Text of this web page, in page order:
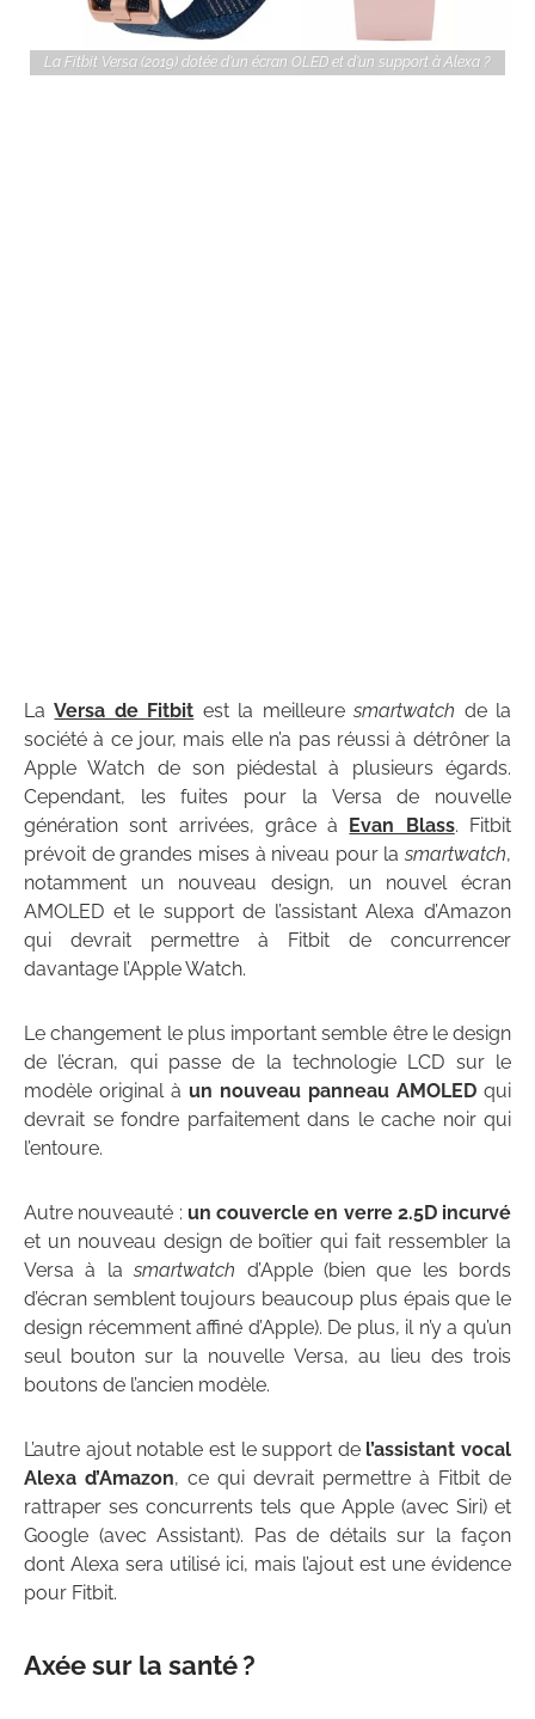
La Fitbit Versa (2019) dotée d'un écran OLED et d'un support à Alexa ?
LaVersa de Fitbit est la meilleuresmartwatch de la
société à ce jour, mais elle n’a pas réussi à détrôner la
Apple Watch de son piédestal à plusieurs égards.
Cependant, les fuites pour la Versa de nouvelle
génération sont arrivées, grâce à Evan Blass. Fitbit
prévoit de grandes mises à niveau pour la smartwatch,
notamment un nouveau design, un nouvel écran
AMOLED et le support de l’assistant Alexa d’Amazon
qui devrait permettre à Fitbit de concurrencer
davantage l’Apple Watch.
Le changement le plus important semble être le design
de l’écran, qui passe de la technologie LCD sur le
modèle original à un nouveau panneau AMOLED qui
devrait se fondre parfaitement dans le cache noir qui
l’entoure.
Autre nouveauté : un couvercle en verre 2.5D incurvé
et un nouveau design de boîtier qui fait ressembler la
Versa à lasmartwatch d’Apple (bien que les bords
d’écran semblent toujours beaucoup plus épais que le
design récemment affiné d’Apple). De plus, il n’y a qu’un
seul bouton sur la nouvelle Versa, au lieu des trois
boutons de l’ancien modèle.
L’autre ajout notable est le support de l’assistant vocal
Alexa d’Amazon, ce qui devrait permettre à Fitbit de
rattraper ses concurrents tels que Apple (avec Siri) et
Google (avec Assistant). Pas de détails sur la façon
dont Alexa sera utilisé ici, mais l’ajout est une évidence
pour Fitbit.
Axée sur la santé ?